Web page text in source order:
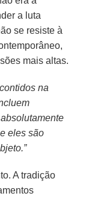
a luta
se resiste à
mais altas.
na
eles são
A tradição